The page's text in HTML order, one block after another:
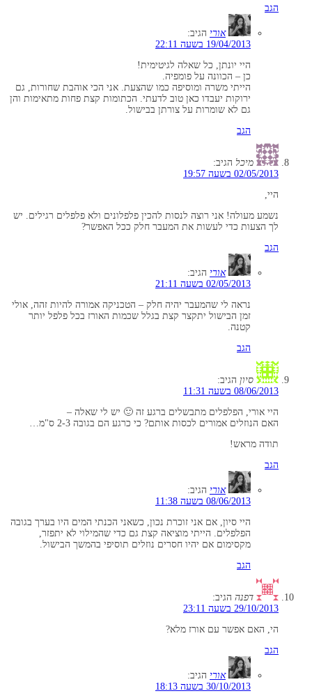
הגב
אורי הגיב:
19/04/2013 בשעה 22:11
היי יונתן, כל שאלה לגיטימית!
כן – הכוונה על פומפיה.
הייתי משרה ומוסיפה כמו שהצעת. אני הכי אוהבת שחורות, גם
ירוקות יעבדו כאן טוב לדעתי. הכתומות קצת פחות מתאימות והן
גם לא שומרות על צורתן בבישול.
הגב
מיכל הגיב:
02/05/2013 בשעה 19:57
היי,
נשמע מעולה! אני רוצה לנסות להכין פלפלונים ולא פלפלים רגילים. יש
לך הצעות כדי לעשות את המעבר חלק ככל האפשר?
הגב
אורי הגיב:
02/05/2013 בשעה 21:11
נראה לי שהמעבר יהיה חלק – הטכניקה אמורה להיות זהה, אולי
זמן הבישול יתקצר קצת בגלל שכמות האורז בכל פלפל יותר
קטנה.
הגב
סיון הגיב:
08/06/2013 בשעה 11:31
היי אורי, הפלפלים מתבשלים ברגע זה 🙂 יש לי שאלה –
האם הנוזלים אמורים לכסות אותם? כי כרגע הם בגובה 2-3 ס"מ…
תודה מראש!
הגב
אורי הגיב:
08/06/2013 בשעה 11:38
היי סיון, אם אני זוכרת נכון, כשאני הכנתי המים היו בערך בגובה
הפלפלים. הייתי מוציאה קצת גם כדי שהמילוי לא יתפזר,
מקסימום אם יהיו חסרים נוזלים תוסיפי בהמשך הבישול.
הגב
דפנה הגיב:
29/10/2013 בשעה 23:11
הי, האם אפשר עם אורז מלא?
הגב
אורי הגיב:
30/10/2013 בשעה 18:13